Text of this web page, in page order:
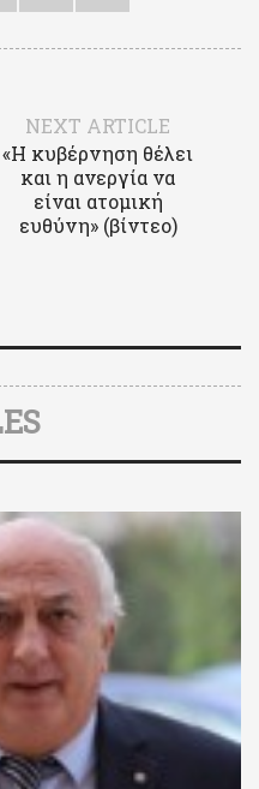
NEXT ARTICLE
«Η κυβέρνηση θέλει
και η ανεργία να
είναι ατομική
ευθύνη» (βίντεο)